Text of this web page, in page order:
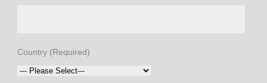
Country (Required)